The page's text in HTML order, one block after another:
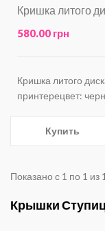
Кришка литого
580.00 грн
Кришка литого
принтерецвет:
Купить
Показано с 1 по 1 из
Крышки